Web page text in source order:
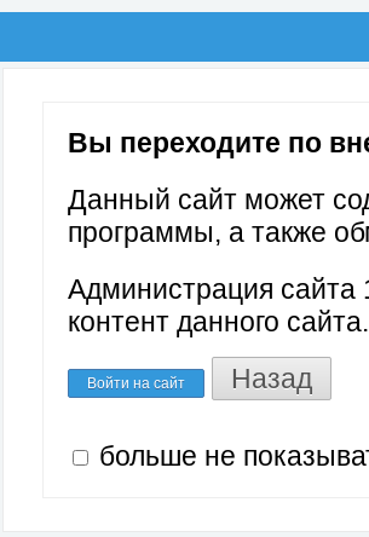
Вы переходите по
Данный сайт может
программы, а также
Администрация сайта
контент данного сайта.
Войти на сайт Назад
больше не